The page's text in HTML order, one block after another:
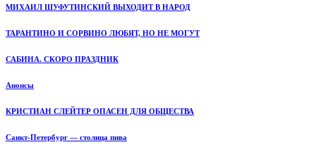
МИХАИЛ ШУФУТИНСКИЙ ВЫХОДИТ В НАРОД
ТАРАНТИНО И СОРВИНО ЛЮБЯТ, НО НЕ МОГУТ
САБИНА. СКОРО ПРАЗДНИК
Анонсы
КРИСТИАН СЛЕЙТЕР ОПАСЕН ДЛЯ ОБЩЕСТВА
Санкт-Петербург — столица пива